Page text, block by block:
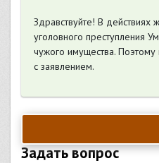
Здравствуйте! В действиях
уголовного преступления
чужого имущества.
с заявлением.
Задать вопрос